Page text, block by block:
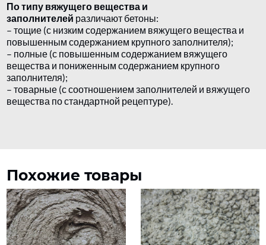
По типу вяжущего вещества и
заполнителей различают бетоны:
– тощие (с низким содержанием вяжущего вещества и
повышенным содержанием крупного заполнителя);
– полные (с повышенным содержанием вяжущего
вещества и пониженным содержанием крупного
заполнителя);
– товарные (с соотношением заполнителей и вяжущего
вещества по стандартной рецептуре).
Похожие товары